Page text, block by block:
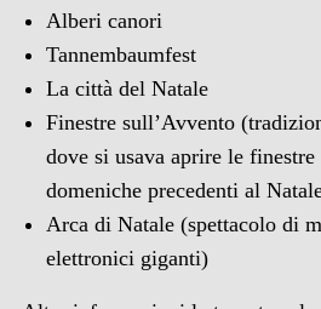
Alberi canori
Tannembaumfest
La città del Natale
Finestre sull’Avvento
dove si usava aprire le finestre
domeniche precedenti al
Arca di Natale (spettacolo di
elettronici giganti)